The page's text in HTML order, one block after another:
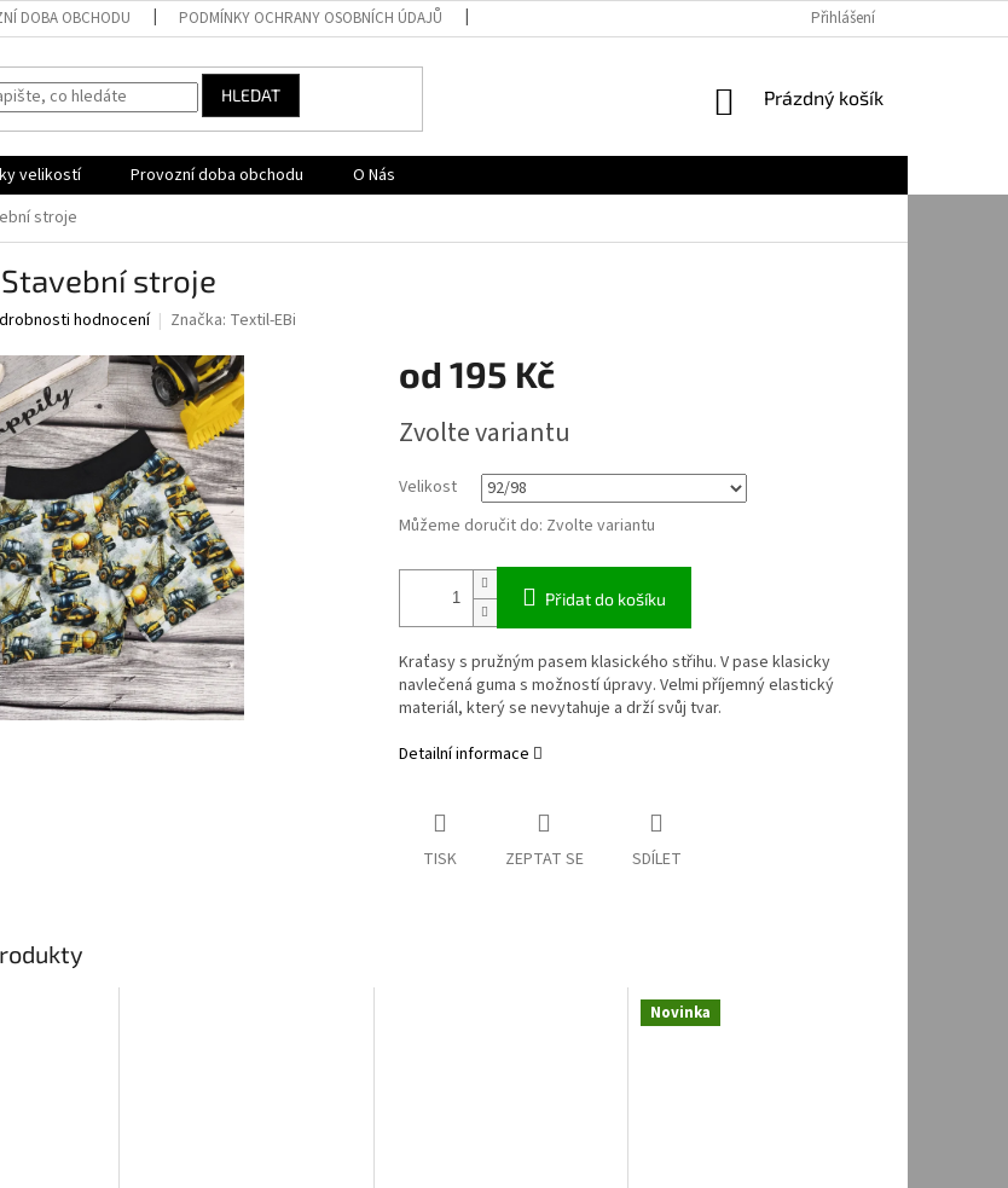
DOBA OBCHODU PODMÍNKY OCHRANY OSOBNÍCH ÚDAJŮ Přihlášení
HLEDAT
NÁKUPNÍ
Prázdný košík
velikostí Provozní doba obchodu
O Nás
stroje
stroje
hodnocení Značka: Textil-EBi
od 195 Kč
cena:
Zvolte variantu
Velikost
Můžeme doručit do: Zvolte variantu
Přidat do košíku
Kraťasy s pružným pasem klasického střihu. V pase klasicky
navlečená guma s možností úpravy. Velmi příjemný elastický
materiál, který se nevytahuje a drží svůj tvar.
Detailní informace
TISK ZEPTAT SE SDÍLET
Novinka